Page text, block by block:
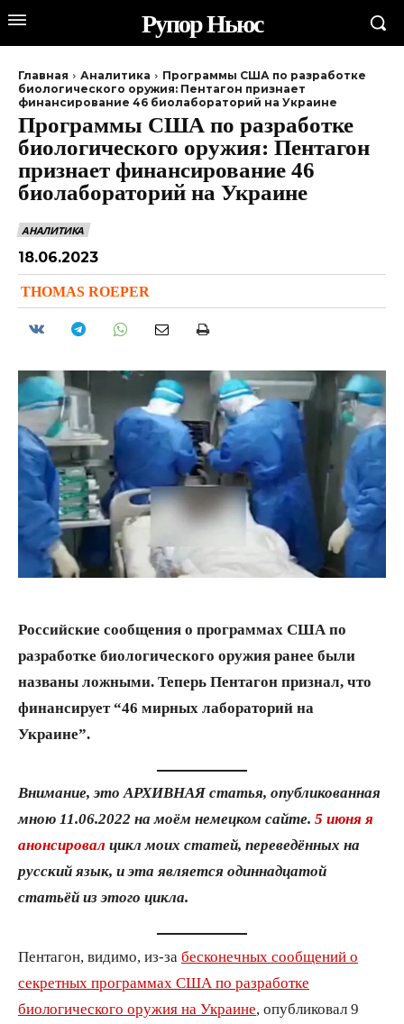
Рупор Ньюс
Главная Аналитика
Программы США по разработке
биологического оружия: Пентагон признает
финансирование 46 биолабораторий на Украине
Программы США по разработке
биологического оружия: Пентагон
признает финансирование 46
биолабораторий на Украине
АНАЛИТИКА
18.06.2023
THOMAS ROEPER
Российские сообщения о программах США по
разработке биологического оружия ранее были
названы ложными. Теперь Пентагон признал, что
финансирует “46 мирных лабораторий на
Украине”.
Внимание, это АРХИВНАЯ статья, опубликованная
мною 11.06.2022 на моём немецком сайте. 5 июня я
анонсировал цикл моих статей, переведённых на
русский язык, и эта является одиннадцатой
статьёй из этого цикла.
Пентагон, видимо, из-за бесконечных сообщений о
секретных программах США по разработке
биологического оружия на Украине , опубликовал 9